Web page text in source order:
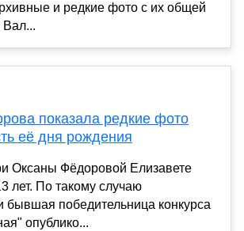
и редкие фото с их общей
показала редкие фото
её дня рождения
Оксаны Фёдоровой Елизавете
лет. По такому случаю
бывшая победительница конкурса
опублико...